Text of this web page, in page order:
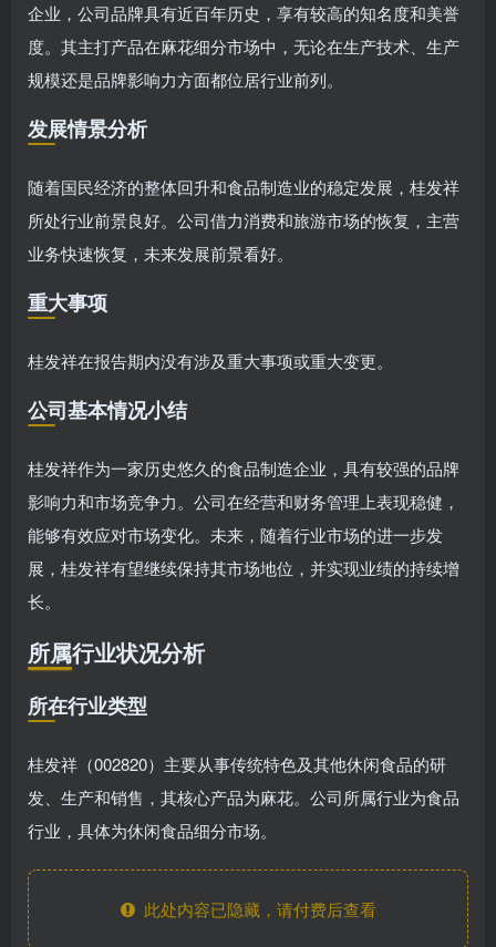
企业，公司品牌具有近百年历史，享有较高的知名度和美誉
度。其主打产品在麻花细分市场中，无论在生产技术、生产
规模还是品牌影响力方面都位居行业前列。
发展情景分析
随着国民经济的整体回升和食品制造业的稳定发展，桂发祥
所处行业前景良好。公司借力消费和旅游市场的恢复，主营
业务快速恢复，未来发展前景看好。
重大事项
桂发祥在报告期内没有涉及重大事项或重大变更。
公司基本情况小结
桂发祥作为一家历史悠久的食品制造企业，具有较强的品牌
影响力和市场竞争力。公司在经营和财务管理上表现稳健，
能够有效应对市场变化。未来，随着行业市场的进一步发
展，桂发祥有望继续保持其市场地位，并实现业绩的持续增
长。
所属行业状况分析
所在行业类型
桂发祥（002820）主要从事传统特色及其他休闲食品的研
发、生产和销售，其核心产品为麻花。公司所属行业为食品
行业，具体为休闲食品细分市场。
此处内容已隐藏，请付费后查看